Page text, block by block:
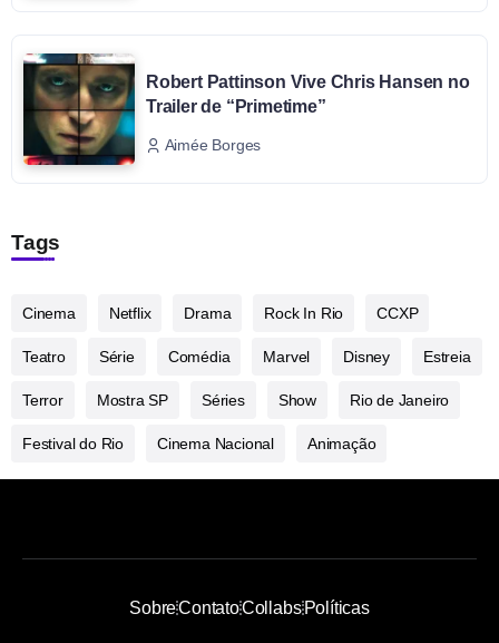
Robert Pattinson Vive Chris Hansen no
Trailer de “Primetime”
Aimée Borges
Tags
Cinema Netflix Drama Rock In Rio CCXP
Teatro Série Comédia Marvel Disney Estreia
Terror Mostra SP Séries Show Rio de Janeiro
Festival do Rio Cinema Nacional Animação
SobreContatoCollabsPolíticas